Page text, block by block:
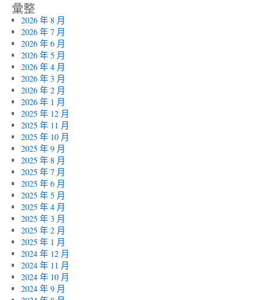
彙整
2026 年 8 月
2026 年 7 月
2026 年 6 月
2026 年 5 月
2026 年 4 月
2026 年 3 月
2026 年 2 月
2026 年 1 月
2025 年 12 月
2025 年 11 月
2025 年 10 月
2025 年 9 月
2025 年 8 月
2025 年 7 月
2025 年 6 月
2025 年 5 月
2025 年 4 月
2025 年 3 月
2025 年 2 月
2025 年 1 月
2024 年 12 月
2024 年 11 月
2024 年 10 月
2024 年 9 月